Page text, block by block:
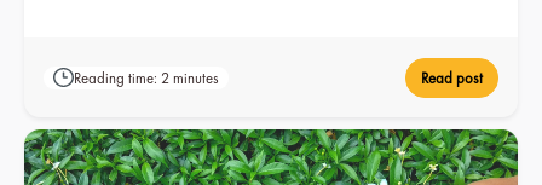
Reading time: 2 minutes Read post